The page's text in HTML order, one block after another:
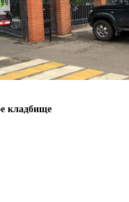
кладбище